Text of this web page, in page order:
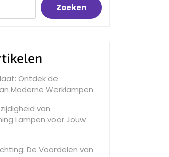
Zoeken
Ontdek de
Moderne Werklampen
van
Lampen voor Jouw
De Voordelen van